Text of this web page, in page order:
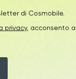
di Cosmobile.
privacy, acconsento